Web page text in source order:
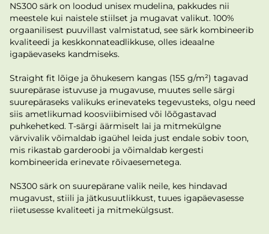
NS300 särk on loodud unisex mudelina, pakkudes nii
meestele kui naistele stiilset ja mugavat valikut. 100%
orgaanilisest puuvillast valmistatud, see särk kombineerib
kvaliteedi ja keskkonnateadlikkuse, olles ideaalne
igapäevaseks kandmiseks.
Straight fit lõige ja õhukesem kangas (155 g/m²) tagavad
suurepärase istuvuse ja mugavuse, muutes selle särgi
suurepäraseks valikuks erinevateks tegevusteks, olgu need
siis ametlikumad koosviibimised või lõõgastavad
puhkehetked. T-särgi äärmiselt lai ja mitmekülgne
värvivalik võimaldab igaühel leida just endale sobiv toon,
mis rikastab garderoobi ja võimaldab kergesti
kombineerida erinevate rõivaesemetega.
NS300 särk on suurepärane valik neile, kes hindavad
mugavust, stiili ja jätkusuutlikkust, tuues igapäevasesse
riietusesse kvaliteeti ja mitmekülgsust.